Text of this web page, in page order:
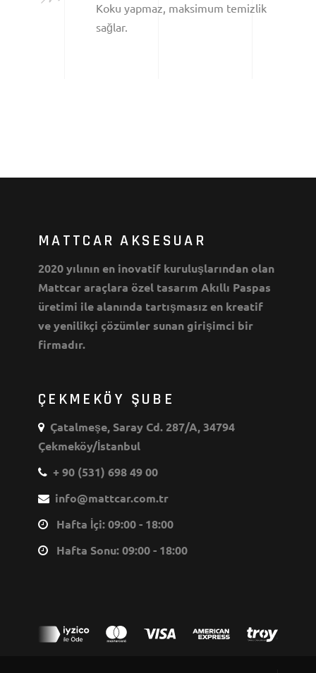
Koku yapmaz, maksimum temizlik
sağlar.
MATTCAR AKSESUAR
2020 yılının en inovatif kuruluşlarından olan
Mattcar araçlara özel tasarım Akıllı Paspas
üretimi ile alanında tartışmasız en kreatif
ve yenilikçi çözümler sunan girişimci bir
firmadır.
ÇEKMEKÖY ŞUBE
Çatalmeşe, Saray Cd. 287/A, 34794
Çekmeköy/İstanbul
+ 90 (531) 698 49 00
info@mattcar.com.tr
Hafta İçi: 09:00 - 18:00
Hafta Sonu: 09:00 - 18:00